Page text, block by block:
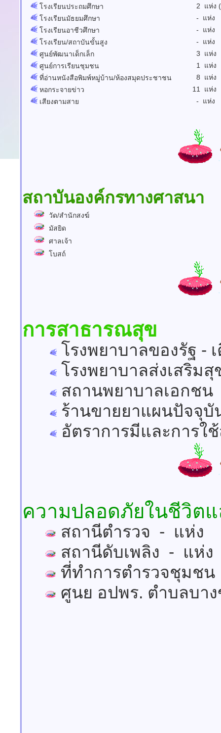
โรงเรียนประถมศึกษา
2 แห่ง
โรงเรียนมัธยมศึกษา
- แห่ง
โรงเรียนอาชีวศึกษา
- แห่ง
โรงเรียน/สถาบันขั้นสูง
- แห่ง
ศูนย์พัฒนาเด็กเล็ก
3 แห่ง
ศูนย์การเรียนชุมชน
1 แห่ง
ที่อ่านหนังสือพิมพ์หมู่บ้าน/ห้องสมุดประชาชน
8 แห่ง
หอกระจายข่าว
11 แห่ง
เสียงตามสาย
- แห่ง
สถาบันองค์กรทางศาสนา
วัด/สำนักสงฆ์
มัสยิด
ศาลเจ้า
โบสถ์
การสาธารณสุข
โรงพยาบาลของรัฐ -
โรงพยาบาลส่งเสริ
สถานพยาบาลเอกช
ร้านขายยาแผนปัจจุ
อัตราการมีและการใ
ความปลอดภัยในชีวิต
สถานีตำรวจ - แห่ง
สถานีดับเพลิง - แห่ง
ที่ทำการตำรวจชุมช
ศูนย อปพร. ตำบลบา